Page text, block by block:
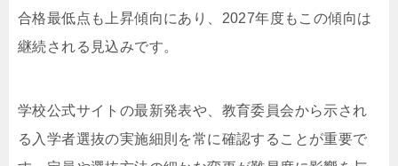
合格最低点も上昇傾向にあり、2027年度もこの傾向は
継続される見込みです。
学校公式サイトの最新発表や、教育委員会から示され
る入学者選抜の実施細則を常に確認することが重要で